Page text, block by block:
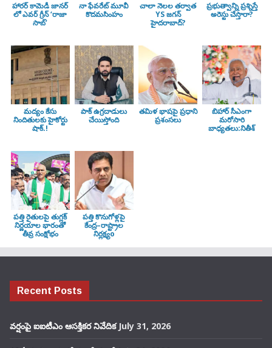
హారర్ కామెడీ జానర్
లో ఎవర్ గ్రీన్ ‘రాజా
సాబ్’
నా ఫేవరేట్ మూవీ
కొదమసింహం
చాలా నెలల తర్వాత
YS జగన్
హైదరాబాద్?
ప్రభుత్వాన్ని ప్రశ్నిస్తే
అరెస్టు చేస్తారా?
మద్యం కేసు
నిందితులకు హైకోర్టు
షాక్.!
పాక్ ఉగ్రదాడులు
చేయిస్తోంది
తమిళ భాషపై ప్రధాని
ప్రశంసలు
బిహార్ సీఎంగా
మరోసారి
బాధ్యతలు:నితీశ్
పత్తి రైతులపై తుగ్లక్‌
నిర్ణయాల భారంతో
తీవ్ర సంక్షోభం
పత్తి కొనుగోళ్లపై
కేంద్ర–రాష్ట్రాల
నిర్లక్ష్యo
Recent Posts
వర్షంపై ఐఐటీఎం ఆసక్తికర నివేదిక July 31, 2026